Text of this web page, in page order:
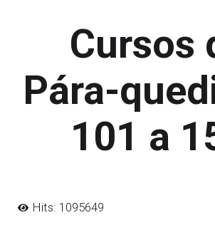
Cursos
Pára-
101 a
Hits: 1095649